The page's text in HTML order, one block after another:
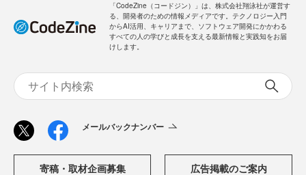
「CodeZine（コードジン）」は、株式会社翔泳社が運営す
る、開発者のための情報メディアです。テクノロジー入門
からAI活用、キャリアまで、ソフトウェア開発にかかわる
すべての人の学びと成長を支える最新情報と実践知をお届
けします。
メールバックナンバー
寄稿・取材企画募集 広告掲載のご案内